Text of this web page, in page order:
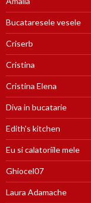
Bucataresele vesele
Criserb
Cristina
Cristina Elena
Diva in bucatarie
Edith's kitchen
Eu si calatoriile mele
Ghiocel07
Laura Adamache